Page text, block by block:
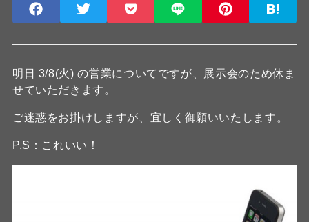
明日 3/8(火) の営業についてですが、展示会のため休ま
せていただきます。
ご迷惑をお掛けしますが、宜しく御願いいたします。
P.S：これいい！